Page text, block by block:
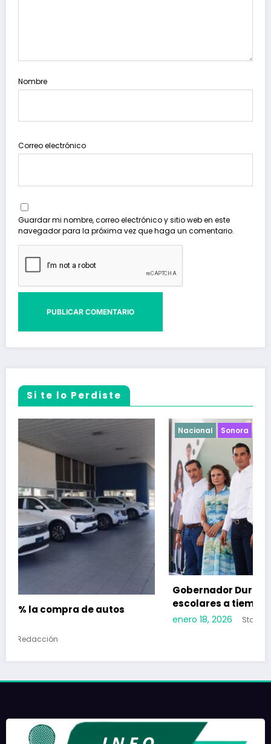
Nombre
Correo electrónico
Guardar mi nombre, correo electrónico y sitio web en este
navegador para la próxima vez que haga un comentario.
Si te lo Perdiste
Sonora
Gobernador Durazo garantiza uniformes
escolares a tiempo
enero 18, 2026